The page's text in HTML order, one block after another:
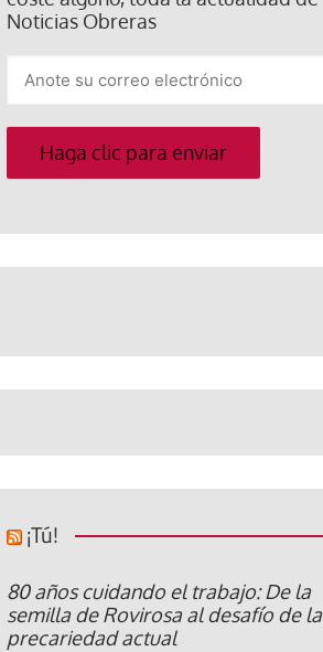
Noticias Obreras
su
correo
electrónico
Haga clic para enviar
¡Tú!
80 años cuidando el trabajo: De la
semilla de Rovirosa al desafío de la
precariedad actual